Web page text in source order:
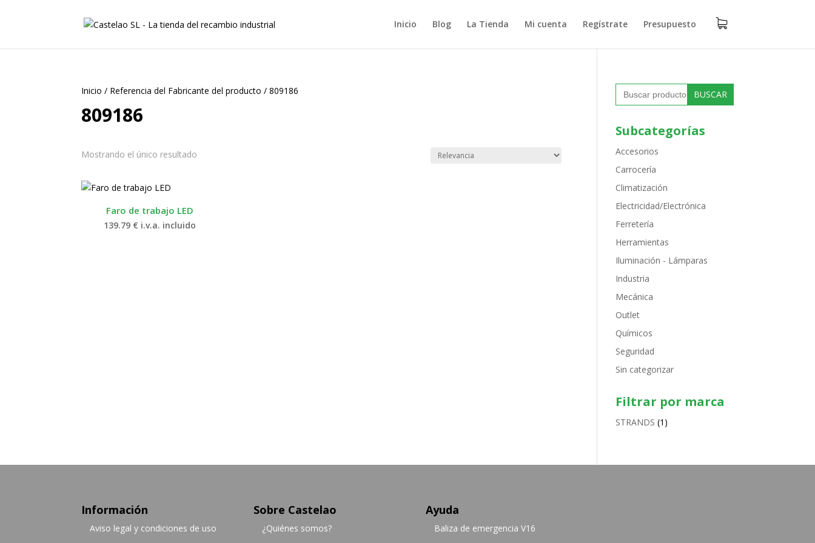
Inicio Blog La Tienda Mi cuenta Regístrate Presupuesto
Inicio / Referencia del Fabricante del producto /809186
809186
Mostrando el único resultado
Faro de trabajo LED
139.79 € i.v.a. incluido
Buscar:
Subcategorías
Accesorios
Carrocería
Climatización
Electricidad/Electrónica
Ferretería
Herramientas
Iluminación - Lámparas
Industria
Mecánica
Outlet
Químicos
Seguridad
Sin categorizar
Filtrar por marca
STRANDS (1)
Información
Aviso legal y condiciones de uso
Sobre Castelao
¿Quiénes somos?
Ayuda
Baliza de emergencia V16